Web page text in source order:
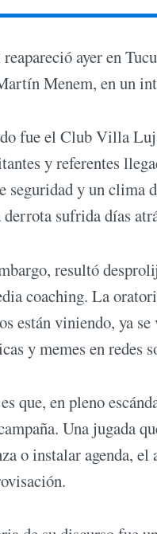
ayer en
Menem, en un
fue el Club Villa
y referentes
seguridad y un clima
sufrida días
resultó
coaching. La
están viniendo, ya
y memes en redes
que, en pleno
Una jugada
o instalar agenda,